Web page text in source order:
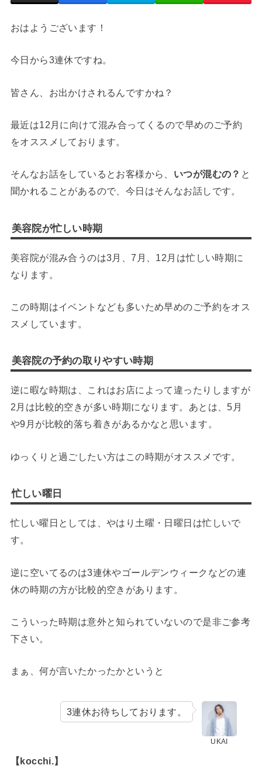
おはようございます！
今日から3連休ですね。
皆さん、お出かけされるんですかね？
最近は12月に向けて混み合ってくるので早めのご予約
をオススメしております。
そんなお話をしているとお客様から、 いつが混むの？ と
聞かれることがあるので、今日はそんなお話しです。
美容院が忙しい時期
美容院が混み合うのは3月、7月、12月は忙しい時期に
なります。
この時期はイベントなども多いため早めのご予約をオス
スメしています。
美容院の予約の取りやすい時期
逆に暇な時期は、これはお店によって違ったりしますが
2月は比較的空きが多い時期になります。あとは、5月
や9月が比較的落ち着きがあるかなと思います。
ゆっくりと過ごしたい方はこの時期がオススメです。
忙しい曜日
忙しい曜日としては、やはり土曜・日曜日は忙しいで
す。
逆に空いてるのは3連休やゴールデンウィークなどの連
休の時期の方が比較的空きがあります。
こういった時期は意外と知られていないので是非ご参考
下さい。
まぁ、何が言いたかったかというと
UKAI
3連休お待ちしております。
【kocchi.】